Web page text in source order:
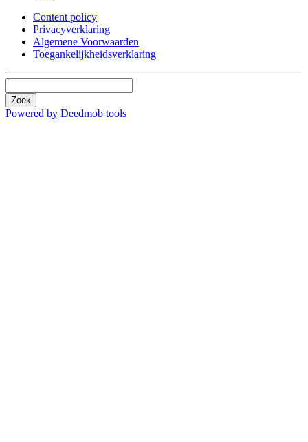
Content policy
Privacyverklaring
Algemene Voorwaarden
Toegankelijkheidsverklaring
Zoek
Powered by Deedmob tools